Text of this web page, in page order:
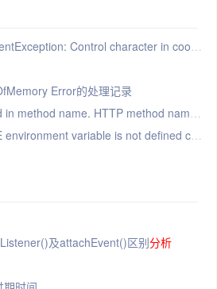
Error的处理记录
及attachEvent()区别分析